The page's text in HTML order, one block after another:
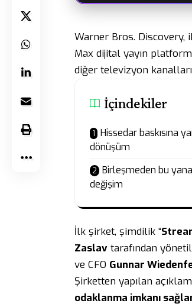
Warner Bros. Discovery,
Max dijital yayın
diğer televizyon
İçindekiler
Hissedar baskısına
dönüşüm
Birleşmeden bu
değişim
İlk şirket, şimdilik “
Zaslavtarafından
ve CFO Gunnar
Şirketten yapılan
odaklanma imkanı